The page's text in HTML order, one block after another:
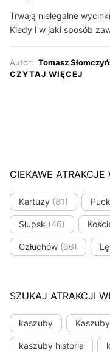
Trwają nielegalne
Kiedy i w jaki sposób
Autor: Tomasz
CZYTAJ WIĘCEJ
CIEKAWE ATRAKCJE
Kartuzy (81) Puck
Słupsk (46)
Człuchów (36)
SZUKAJ ATRAKCJI
kaszuby
kaszuby historia